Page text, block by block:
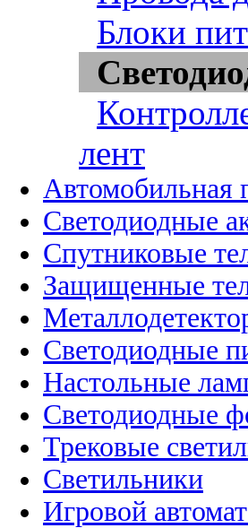
Блоки
лент
Автомобильная
Светодиодные
Спутниковые
Защищенные
Светодиодные
Настольные
Светодиодные
Трековые
Светильники
Игровой